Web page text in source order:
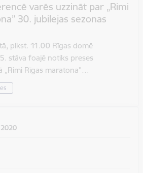
varēs uzzināt par „Rimi
30. jubilejas sezonas
plkst. 11.00 Rīgas domē
stāva foajē notiks preses
„Rimi Rīgas maratona”…